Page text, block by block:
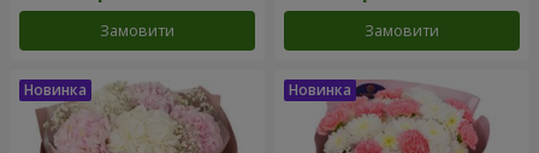
Замовити Замовити